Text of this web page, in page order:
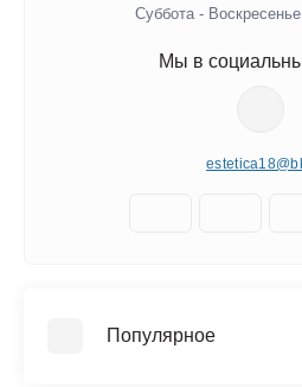
Суббота -
Мы в
Популярное